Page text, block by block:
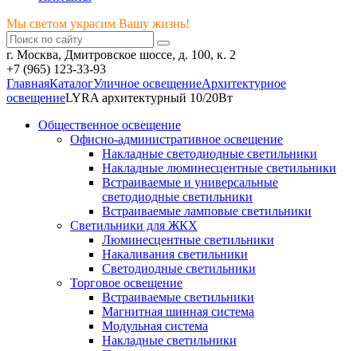
Мы светом украсим Вашу жизнь!
г. Москва, Дмитровское шоссе, д. 100, к. 2
+7 (965) 123-33-93
ГлавнаяКаталогУличное освещениеАрхитектурное
освещениеLYRA архитектурный 10/20Вт
Общественное освещение
Офисно-административное освещение
Накладные светодиодные светильники
Накладные люминесцентные светильники
Встраиваемые и универсальные
светодиодные светильники
Встраиваемые ламповые светильники
Светильники для ЖКХ
Люминесцентные светильники
Накаливания светильники
Светодиодные светильники
Торговое освещение
Встраиваемые светильники
Магнитная шинная система
Модульная система
Накладные светильники